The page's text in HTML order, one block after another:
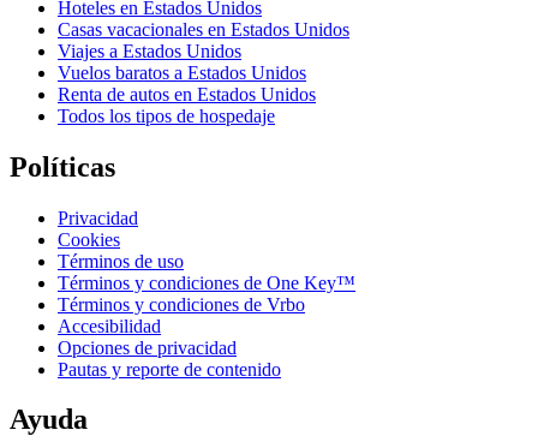
Hoteles en Estados Unidos
Casas vacacionales en Estados Unidos
Viajes a Estados Unidos
Vuelos baratos a Estados Unidos
Renta de autos en Estados Unidos
Todos los tipos de hospedaje
Políticas
Privacidad
Cookies
Términos de uso
Términos y condiciones de One Key™
Términos y condiciones de Vrbo
Accesibilidad
Opciones de privacidad
Pautas y reporte de contenido
Ayuda